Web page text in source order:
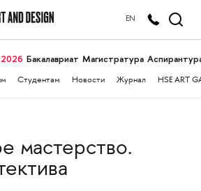
EN
Бакалавриат Магистратура
Студентам Новости Журнал HSE ART
мастерство.